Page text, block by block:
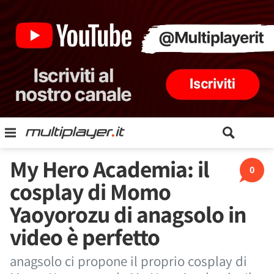
0
My Hero Academia: il
cosplay di Momo
Yaoyorozu di anagsolo in
video è perfetto
anagsolo ci propone il proprio cosplay di